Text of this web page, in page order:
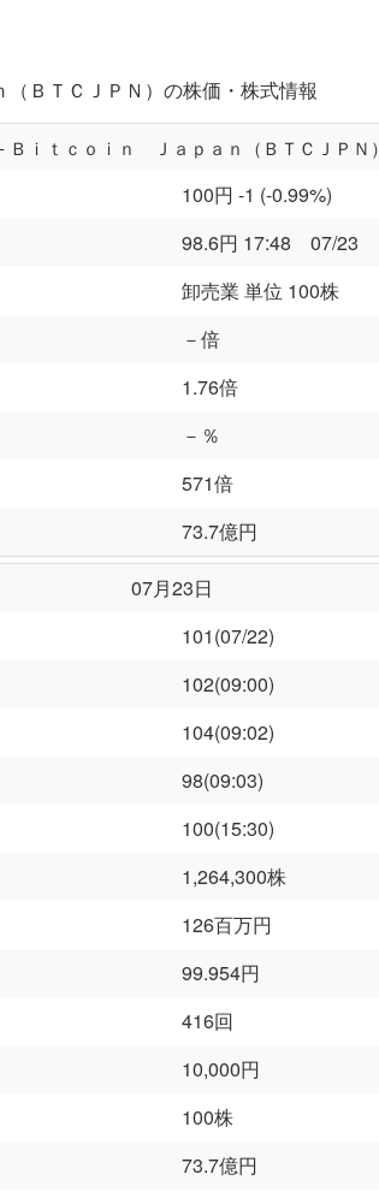
ＢＴＣＪＰＮ）の株価・株式情報
Ｂｉｔｃｏｉｎ Ｊａｐａｎ（ＢＴＣＪＰＮ）
100円 -1 (-0.99%)
98.6円 17:48 07/23
卸売業 単位 100株
－倍
1.76倍
－％
571倍
73.7億円
07月23日
101(07/22)
102(09:00)
104(09:02)
98(09:03)
100(15:30)
1,264,300株
126百万円
99.954円
416回
10,000円
100株
73.7億円